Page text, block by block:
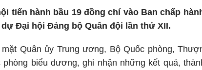
tiến hành bầu 19 đồng chí vào Ban chấp
Đại hội Đảng bộ Quân đội lần thứ XII.
mặt Quân ủy Trung ương, Bộ Quốc phòng,
phòng biểu dương, ghi nhận những kết quả,